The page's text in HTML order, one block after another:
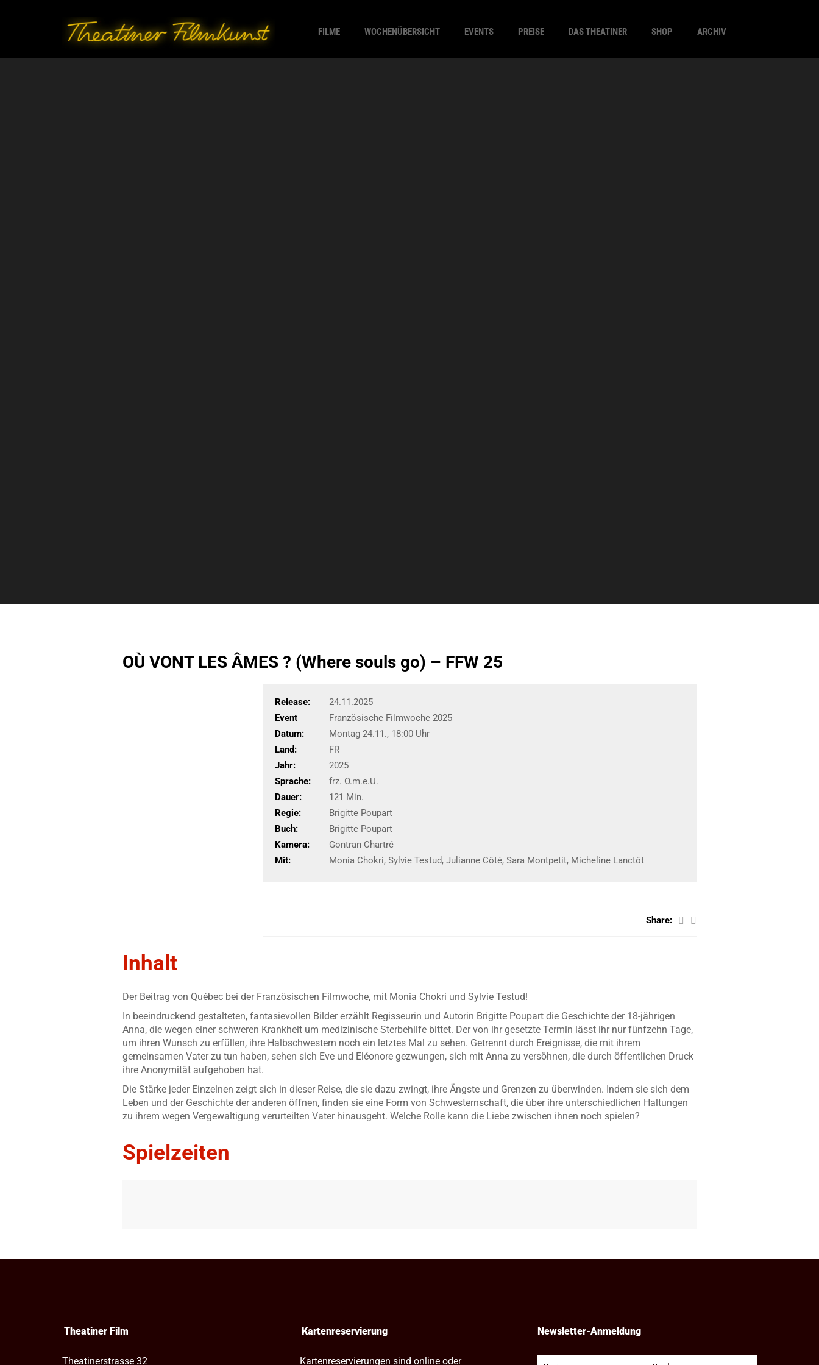
FILME WOCHENÜBERSICHT EVENTS PREISE DAS THEATINER SHOP ARCHIV
OÙ VONT LES ÂMES ? (Where souls go) – FFW 25
Release:
24.11.2025
Event
Französische Filmwoche 2025
Datum:
Montag 24.11., 18:00 Uhr
Land:
FR
Jahr:
2025
Sprache:
frz. O.m.e.U.
Dauer:
121 Min.
Regie:
Brigitte Poupart
Buch:
Brigitte Poupart
Kamera:
Gontran Chartré
Mit:
Monia Chokri, Sylvie Testud, Julianne Côté, Sara Montpetit, Micheline Lanctôt
Share:
Inhalt
Der Beitrag von Québec bei der Französischen Filmwoche, mit Monia Chokri und Sylvie Testud!
In beeindruckend gestalteten, fantasievollen Bilder erzählt Regisseurin und Autorin Brigitte Poupart die Geschichte der 18-jährigen
Anna, die wegen einer schweren Krankheit um medizinische Sterbehilfe bittet. Der von ihr gesetzte Termin lässt ihr nur fünfzehn Tage,
um ihren Wunsch zu erfüllen, ihre Halbschwestern noch ein letztes Mal zu sehen. Getrennt durch Ereignisse, die mit ihrem
gemeinsamen Vater zu tun haben, sehen sich Eve und Eléonore gezwungen, sich mit Anna zu versöhnen, die durch öffentlichen Druck
ihre Anonymität aufgehoben hat.
Die Stärke jeder Einzelnen zeigt sich in dieser Reise, die sie dazu zwingt, ihre Ängste und Grenzen zu überwinden. Indem sie sich dem
Leben und der Geschichte der anderen öffnen, finden sie eine Form von Schwesternschaft, die über ihre unterschiedlichen Haltungen
zu ihrem wegen Vergewaltigung verurteilten Vater hinausgeht. Welche Rolle kann die Liebe zwischen ihnen noch spielen?
Spielzeiten
Theatiner Film
Theatinerstrasse 32
Kartenreservierung
Kartenreservierungen sind online oder
Newsletter-Anmeldung